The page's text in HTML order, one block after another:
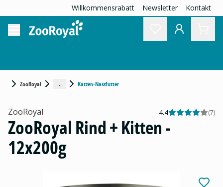
Willkommensrabatt Newsletter Kontakt
ZooRoyal ... Katzen-Nassfutter
ZooRoyal 4.4 (7)
ZooRoyal Rind + Kitten -
12x200g